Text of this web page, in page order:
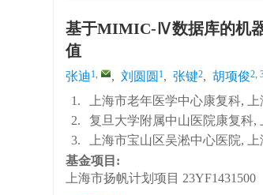
基于MIMIC-Ⅳ数据库的机
值
张迪 1, , 刘圆圆 1, 张键2, 胡项俊2,
1.
上海市老年医学中心康复科,
2.
复旦大学附属中山医院康复科
3.
上海市宝山区吴淞中心医院,
基金项目:
上海市扬帆计划项目 23YF1431500